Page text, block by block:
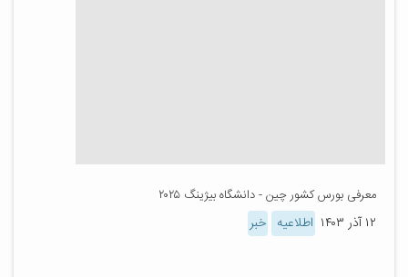
معرفی بورس کشور چین - دانشگاه بیژینگ ۲۰۲۵
۱۲ آذر ۱۴۰۳ اطلاعیه خبر